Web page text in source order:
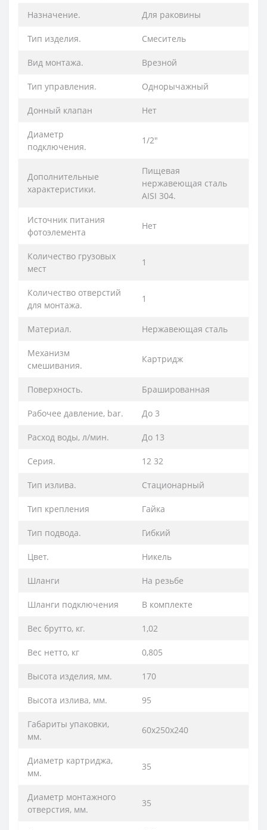
Назначение. Для раковины
Тип изделия. Смеситель
Вид монтажа. Врезной
Тип управления. Однорычажный
Донный клапан Нет
Диаметр
подключения.
1/2"
Дополнительные
характеристики.
Пищевая
нержавеющая сталь
AISI 304.
Источник питания
фотоэлемента
Нет
Количество грузовых
мест
1
Количество отверстий
для монтажа.
1
Материал. Нержавеющая сталь
Механизм
смешивания.
Картридж
Поверхность. Брашированная
Рабочее давление, bar. До 3
Расход воды, л/мин. До 13
Серия. 12 32
Тип излива. Стационарный
Тип крепления Гайка
Тип подвода. Гибкий
Цвет. Никель
Шланги На резьбе
Шланги подключения В комплекте
Вес брутто, кг. 1,02
Вес нетто, кг 0,805
Высота изделия, мм. 170
Высота излива, мм. 95
Габариты упаковки,
мм.
60х250х240
Диаметр картриджа,
мм.
35
Диаметр монтажного
отверстия, мм.
35